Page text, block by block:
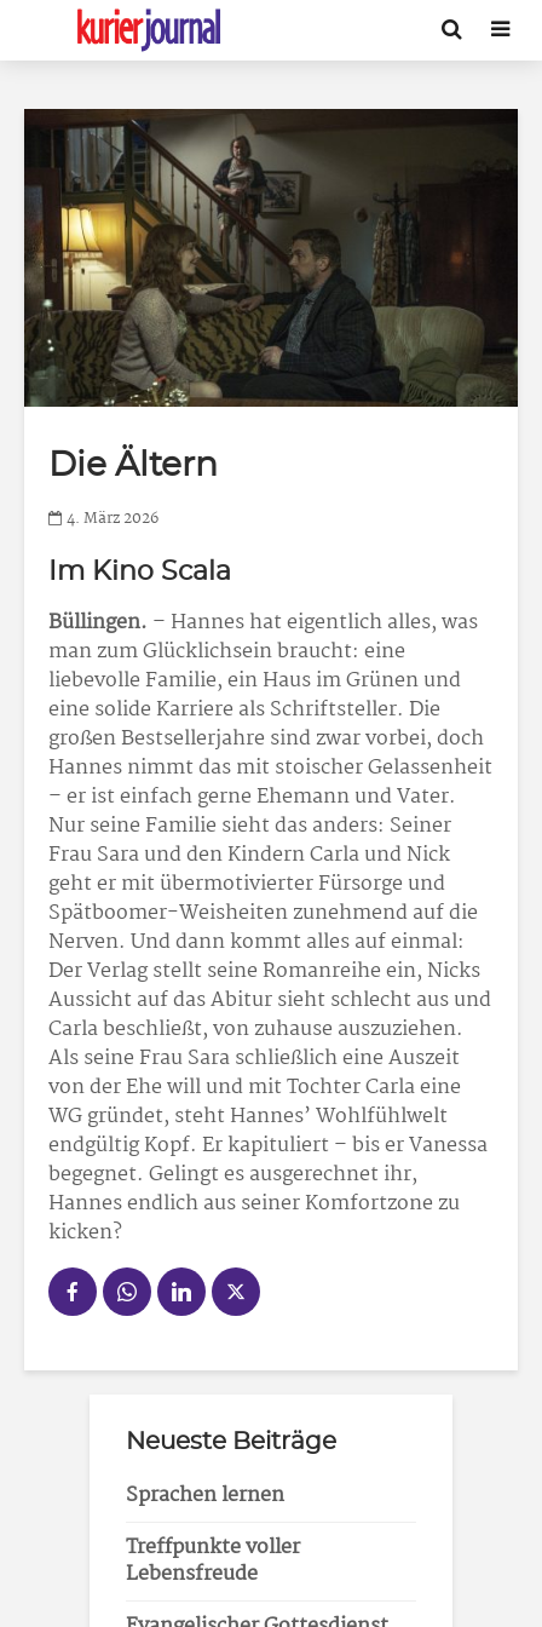
Die Ältern
4. März 2026
Im Kino Scala
Büllingen. – Hannes hat eigentlich alles, was
man zum Glücklichsein braucht: eine
liebevolle Familie, ein Haus im Grünen und
eine solide Karriere als Schriftsteller. Die
großen Bestsellerjahre sind zwar vorbei, doch
Hannes nimmt das mit stoischer Gelassenheit
– er ist einfach gerne Ehemann und Vater.
Nur seine Familie sieht das anders: Seiner
Frau Sara und den Kindern Carla und Nick
geht er mit übermotivierter Fürsorge und
Spätboomer-Weisheiten zunehmend auf die
Nerven. Und dann kommt alles auf einmal:
Der Verlag stellt seine Romanreihe ein, Nicks
Aussicht auf das Abitur sieht schlecht aus und
Carla beschließt, von zuhause auszuziehen.
Als seine Frau Sara schließlich eine Auszeit
von der Ehe will und mit Tochter Carla eine
WG gründet, steht Hannes’ Wohlfühlwelt
endgültig Kopf. Er kapituliert – bis er Vanessa
begegnet. Gelingt es ausgerechnet ihr,
Hannes endlich aus seiner Komfortzone zu
kicken?
Neueste Beiträge
Sprachen lernen
Treffpunkte voller
Lebensfreude